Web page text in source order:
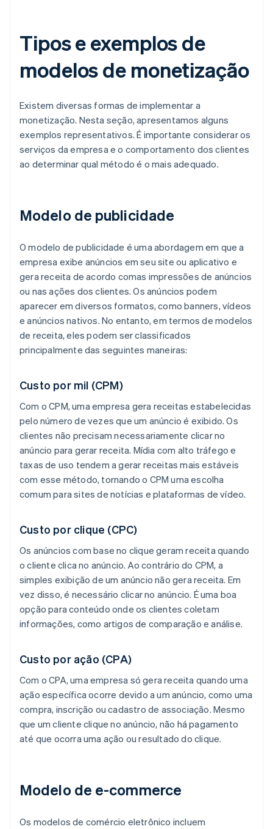
Tipos e exemplos de
modelos de monetização
Existem diversas formas de implementar a
monetização. Nesta seção, apresentamos alguns
exemplos representativos. É importante considerar os
serviços da empresa e o comportamento dos clientes
ao determinar qual método é o mais adequado.
Modelo de publicidade
O modelo de publicidade é uma abordagem em que a
empresa exibe anúncios em seu site ou aplicativo e
gera receita de acordo comas impressões de anúncios
ou nas ações dos clientes. Os anúncios podem
aparecer em diversos formatos, como banners, vídeos
e anúncios nativos. No entanto, em termos de modelos
de receita, eles podem ser classificados
principalmente das seguintes maneiras:
Custo por mil (CPM)
Com o CPM, uma empresa gera receitas estabelecidas
pelo número de vezes que um anúncio é exibido. Os
clientes não precisam necessariamente clicar no
anúncio para gerar receita. Mídia com alto tráfego e
taxas de uso tendem a gerar receitas mais estáveis
com esse método, tornando o CPM uma escolha
comum para sites de notícias e plataformas de vídeo.
Custo por clique (CPC)
Os anúncios com base no clique geram receita quando
o cliente clica no anúncio. Ao contrário do CPM, a
simples exibição de um anúncio não gera receita. Em
vez disso, é necessário clicar no anúncio. É uma boa
opção para conteúdo onde os clientes coletam
informações, como artigos de comparação e análise.
Custo por ação (CPA)
Com o CPA, uma empresa só gera receita quando uma
ação específica ocorre devido a um anúncio, como uma
compra, inscrição ou cadastro de associação. Mesmo
que um cliente clique no anúncio, não há pagamento
até que ocorra uma ação ou resultado do clique.
Modelo de e-commerce
Os modelos de comércio eletrônico incluem